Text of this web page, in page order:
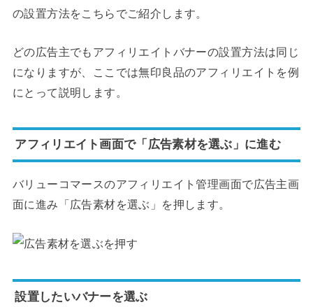
の設置方法をこちらでご紹介します。
どの広告主でもアフィリエイトバナーの設置方法は同じ
になりますが、ここでは無印良品のアフィリエイトを例
にとって説明します。
アフィリエイト画面で「広告素材を選ぶ」に進む
バリューコマースのアフィリエイト管理画面で広告主画
面に進み「広告素材を選ぶ」を押します。
設置したいバナーを選ぶ